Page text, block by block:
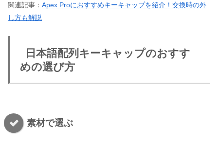
関連記事： Apex Proにおすすめキーキャップを紹介！交換時の外
し方も解説
日本語配列キーキャップのおすす
めの選び方
素材で選ぶ